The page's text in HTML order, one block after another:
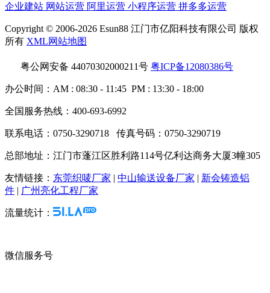
企业建站 网站运营 阿里运营 小程序运营 拼多多运营
Copyright © 2006-2026 Esun88 江门市亿阳科技有限公司 版权
所有 XML网站地图
粤公网安备 44070302000211号 粤ICP备12080386号
办公时间：AM : 08:30 - 11:45 PM : 13:30 - 18:00
全国服务热线：400-693-6992
联系电话：0750-3290718 传真号码：0750-3290719
总部地址：江门市蓬江区胜利路114号亿利达商务大厦3幢305
友情链接： 东莞织唛厂家 | 中山输送设备厂家 | 新会铸造铝
件 | 广州亮化工程厂家
流量统计：
微信服务号